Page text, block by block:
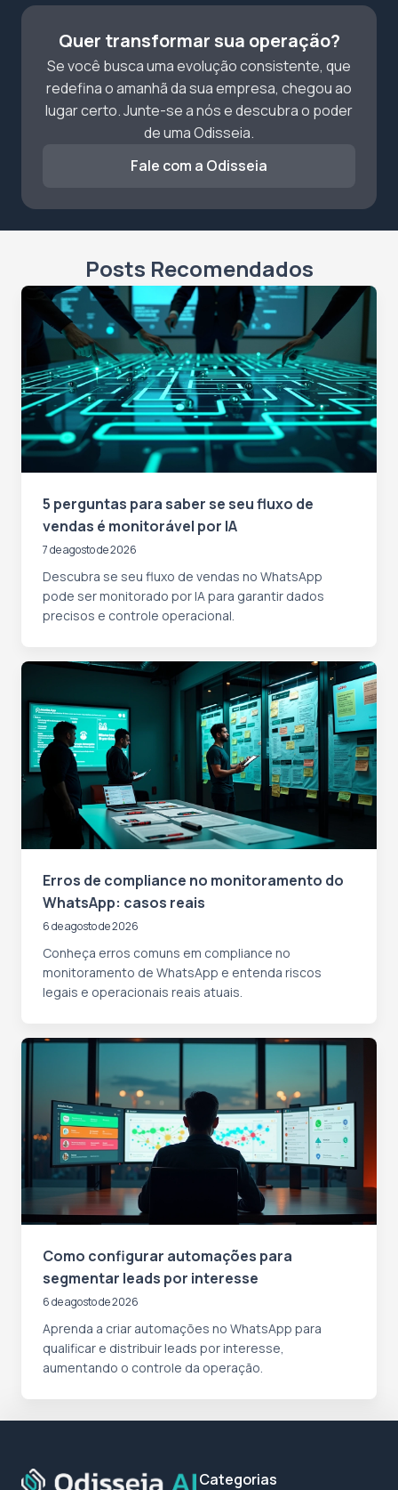
Quer transformar sua operação?
Se você busca uma evolução consistente, que
redefina o amanhã da sua empresa, chegou ao
lugar certo. Junte-se a nós e descubra o poder
de uma Odisseia.
Fale com a Odisseia
Posts Recomendados
5 perguntas para saber se seu fluxo de
vendas é monitorável por IA
7 de agosto de 2026
Descubra se seu fluxo de vendas no WhatsApp
pode ser monitorado por IA para garantir dados
precisos e controle operacional.
Erros de compliance no monitoramento do
WhatsApp: casos reais
6 de agosto de 2026
Conheça erros comuns em compliance no
monitoramento de WhatsApp e entenda riscos
legais e operacionais reais atuais.
Como configurar automações para
segmentar leads por interesse
6 de agosto de 2026
Aprenda a criar automações no WhatsApp para
qualificar e distribuir leads por interesse,
aumentando o controle da operação.
Categorias